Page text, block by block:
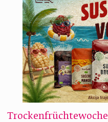
Trockenfrüchtewoche